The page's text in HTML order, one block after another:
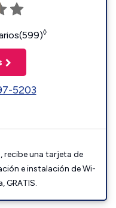
◊
5203
recibe una tarjeta de
e instalación de Wi-
GRATIS.